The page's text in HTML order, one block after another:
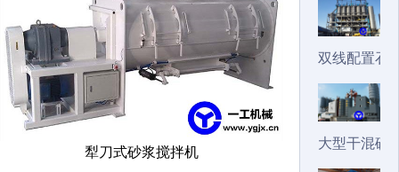
犁刀式砂浆搅拌机
双线配置石
大型干混砂